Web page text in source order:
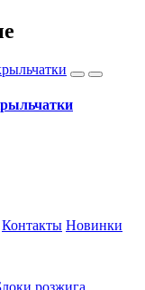
Контакты Новинки